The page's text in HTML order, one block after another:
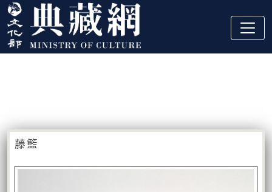
跳到主要內容
:::
藤籃